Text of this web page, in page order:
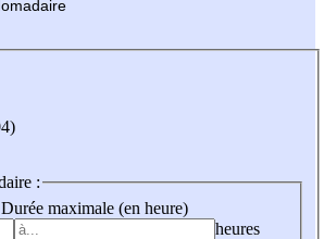
madaire
:
Durée maximale (en heure)
heures